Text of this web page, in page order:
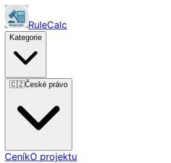
RuleCalc
Kategorie
🇨🇿České právo
CeníkO projektu